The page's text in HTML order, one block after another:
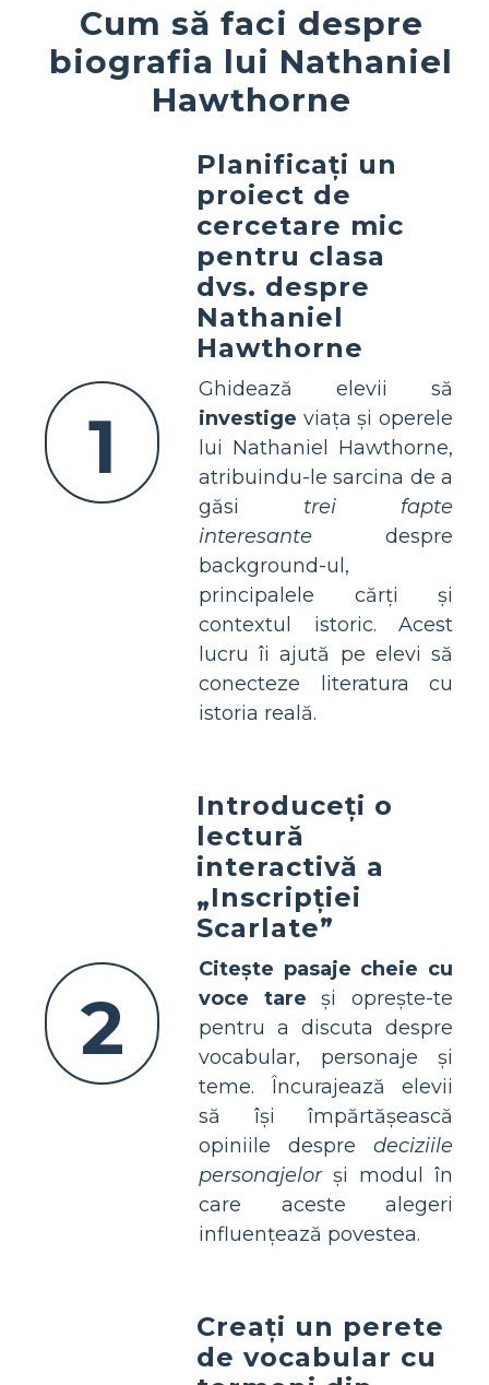
Cum să faci despre
biografia lui Nathaniel
Hawthorne
1
Planificați un
proiect de
cercetare mic
pentru clasa
dvs. despre
Nathaniel
Hawthorne
Ghidează elevii să
investige viața și operele
lui Nathaniel Hawthorne,
atribuindu-le sarcina de a
găsi trei fapte
interesante despre
background-ul,
principalele cărți și
contextul istoric. Acest
lucru îi ajută pe elevi să
conecteze literatura cu
istoria reală.
2
Introduceți o
lectură
interactivă a
„Inscripției
Scarlate”
Citește pasaje cheie cu
voce tare și oprește-te
pentru a discuta despre
vocabular, personaje și
teme. Încurajează elevii
să își împărtășească
opiniile despre deciziile
personajelorși modul în
care aceste alegeri
influențează povestea.
Creați un perete
de vocabular cu